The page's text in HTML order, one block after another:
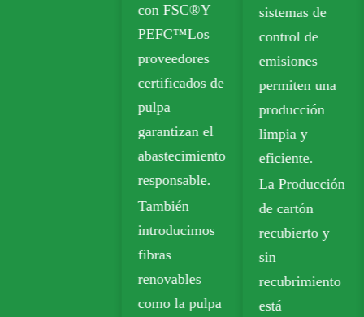
sistemas de
control de
emisiones
permiten una
producción
limpia y
eficiente.
La Producción
de cartón
recubierto y
sin
recubrimiento
está
incluyen
Tablero de
caja plegable
(FBB) y
Tablero de
marfil para
embalaje
sostenible.
El papel Kraft
biodegradable
se usa
ampliamente
en productos